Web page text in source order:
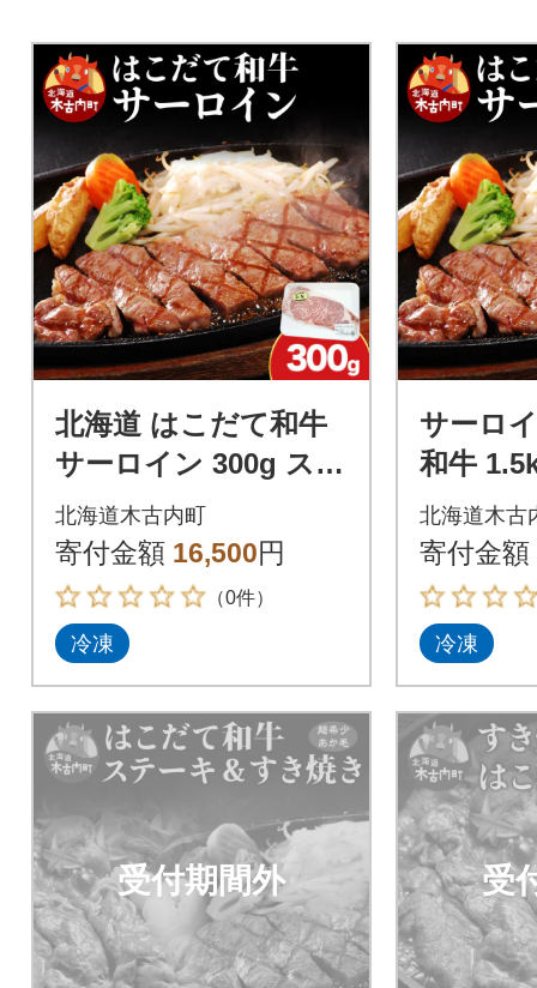
北海道 はこだて和牛
サーロイン 300g ステ
ーキ バーベキュー
北海道木古内町
寄付金額 16,500円
（0件）
冷凍
サーロ
和牛
ト ステ
北海道木古
寄付金額
冷凍
受付期間外 受